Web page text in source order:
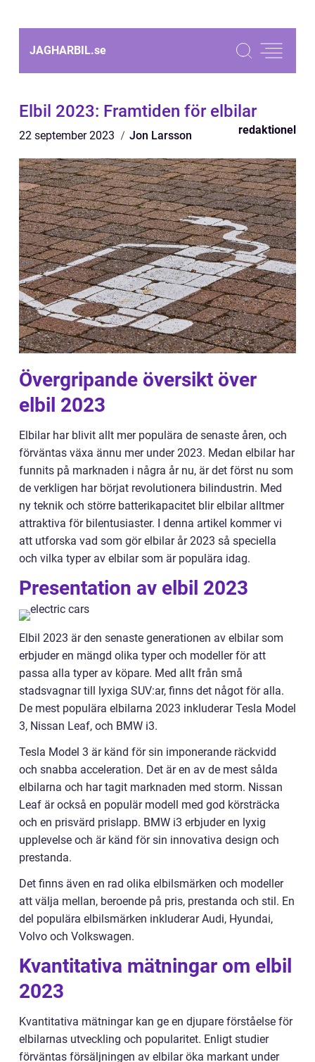
JAGHARBIL.se
Elbil 2023: Framtiden för elbilar
22 september 2023 Jon Larsson redaktionel
Övergripande översikt över
elbil 2023
Elbilar har blivit allt mer populära de senaste åren, och
förväntas växa ännu mer under 2023. Medan elbilar har
funnits på marknaden i några år nu, är det först nu som
de verkligen har börjat revolutionera bilindustrin. Med
ny teknik och större batterikapacitet blir elbilar alltmer
attraktiva för bilentusiaster. I denna artikel kommer vi
att utforska vad som gör elbilar år 2023 så speciella
och vilka typer av elbilar som är populära idag.
Presentation av elbil 2023
Elbil 2023 är den senaste generationen av elbilar som
erbjuder en mängd olika typer och modeller för att
passa alla typer av köpare. Med allt från små
stadsvagnar till lyxiga SUV:ar, finns det något för alla.
De mest populära elbilarna 2023 inkluderar Tesla Model
3, Nissan Leaf, och BMW i3.
Tesla Model 3 är känd för sin imponerande räckvidd
och snabba acceleration. Det är en av de mest sålda
elbilarna och har tagit marknaden med storm. Nissan
Leaf är också en populär modell med god körsträcka
och en prisvärd prislapp. BMW i3 erbjuder en lyxig
upplevelse och är känd för sin innovativa design och
prestanda.
Det finns även en rad olika elbilsmärken och modeller
att välja mellan, beroende på pris, prestanda och stil. En
del populära elbilsmärken inkluderar Audi, Hyundai,
Volvo och Volkswagen.
Kvantitativa mätningar om elbil
2023
Kvantitativa mätningar kan ge en djupare förståelse för
elbilarnas utveckling och popularitet. Enligt studier
förväntas försäljningen av elbilar öka markant under